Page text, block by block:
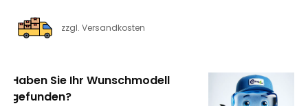
zzgl. Versandkosten
Haben Sie Ihr Wunschmodell
gefunden?